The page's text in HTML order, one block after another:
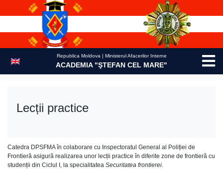
Republica Moldova | Ministerul Afacerilor Interne
ACADEMIA "ŞTEFAN CEL MARE"
Lecții practice
Catedra DPSFMA în colaborare cu Inspectoratul General al Poliției de
Frontieră asigură realizarea unor lecții practice în diferite zone de frontieră cu
studenții din Ciclul I, la specialitatea Securitatea frontierei.